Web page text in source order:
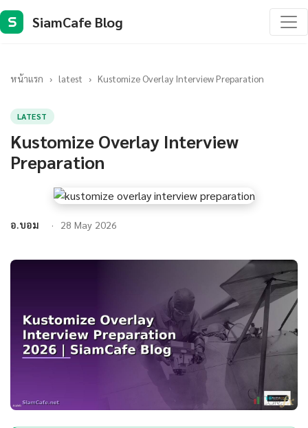
S SiamCafe Blog
หน้าแรก › latest › Kustomize Overlay Interview Preparation
LATEST
Kustomize Overlay Interview
Preparation
อ.บอม 28 May 2026